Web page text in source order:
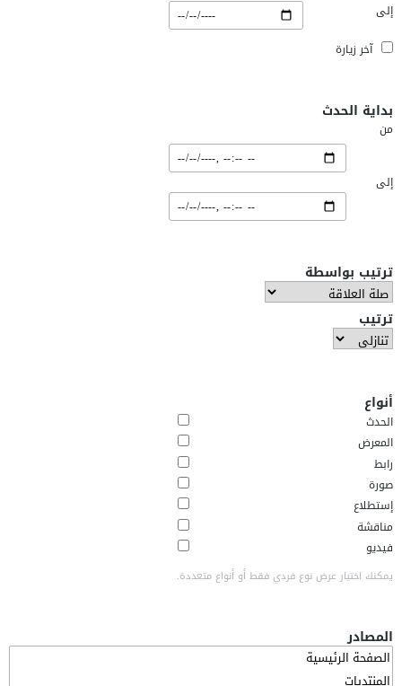
إلى
آخر زيارة
بداية الحدث
من
إلى
ترتيب بواسطة
ترتيب
أنواع
الحدث
المعرض
رابط
صورة
إستطلاع
مناقشة
فيديو
يمكنك اختيار عرض نوع فردي فقط أو أنواع متعددة.
المصادر